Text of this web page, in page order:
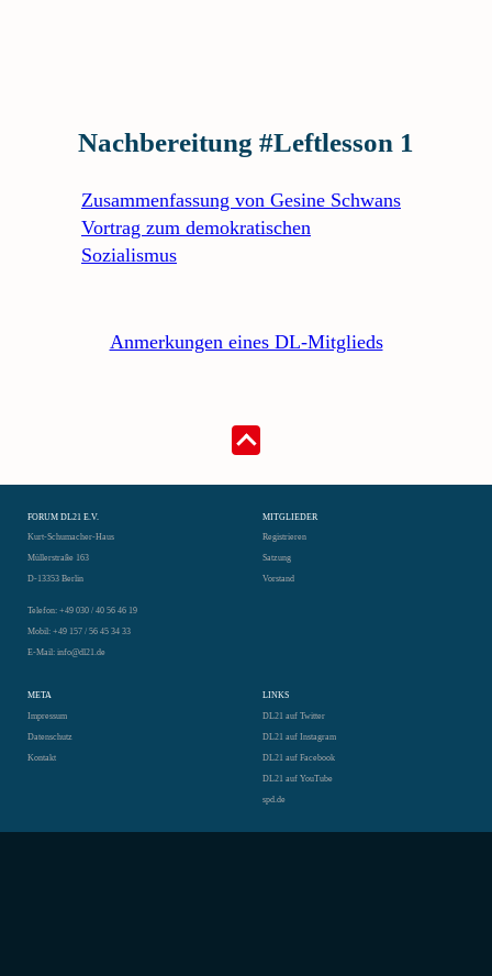
Nachbereitung #Leftlesson 1
Zusammenfassung von Gesine Schwans
Vortrag zum demokratischen
Sozialismus
Anmerkungen eines DL-Mitglieds
FORUM DL21 E.V.
Kurt-Schumacher-Haus
Müllerstraße 163
D-13353 Berlin
Telefon: +49 030 / 40 56 46 19
Mobil: +49 157 / 56 45 34 33
E-Mail: info@dl21.de
MITGLIEDER
Registrieren
Satzung
Vorstand
META
Impressum
Datenschutz
Kontakt
LINKS
DL21 auf Twitter
DL21 auf Instagram
DL21 auf Facebook
DL21 auf YouTube
spd.de